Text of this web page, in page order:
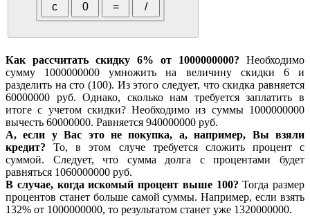
Как рассчитать скидку 6% от 1000000000? Необходимо
сумму 1000000000 умножить на величину скидки 6 и
разделить на сто (100). Из этого следует, что скидка равняется
60000000 руб. Однако, сколько нам требуется заплатить в
итоге с учетом скидки? Необходимо из суммы 1000000000
вычесть 60000000. Равняется 940000000 руб.
А, если у Вас это не покупка, а, например, Вы взяли
кредит? То, в этом случе требуется сложить процент с
суммой. Следует, что сумма долга с процентами будет
равняться 1060000000 руб.
В случае, когда искомый процент выше 100? Тогда размер
процентов станет больше самой суммы. Например, если взять
132% от 1000000000, то результатом станет уже 1320000000.